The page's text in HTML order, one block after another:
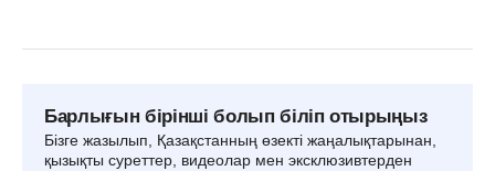
Барлығын бірінші болып біліп отырыңыз
Бізге жазылып, Қазақстанның өзекті жаңалықтарынан,
қызықты суреттер, видеолар мен эксклюзивтерден